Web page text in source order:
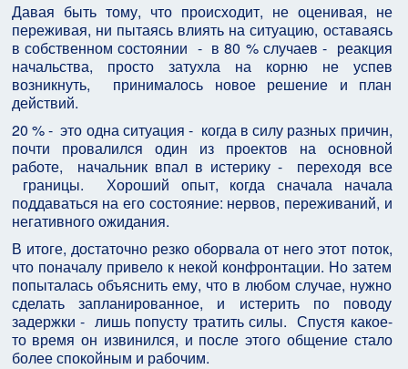
Давая быть тому, что происходит, не оценивая, не
переживая, ни пытаясь влиять на ситуацию, оставаясь
в собственном состоянии - в 80 % случаев - реакция
начальства, просто затухла на корню не успев
возникнуть, принималось новое решение и план
действий.
20 % - это одна ситуация - когда в силу разных причин,
почти провалился один из проектов на основной
работе, начальник впал в истерику - переходя все
границы. Хороший опыт, когда сначала начала
поддаваться на его состояние: нервов, переживаний, и
негативного ожидания.
В итоге, достаточно резко оборвала от него этот поток,
что поначалу привело к некой конфронтации. Но затем
попыталась объяснить ему, что в любом случае, нужно
сделать запланированное, и истерить по поводу
задержки - лишь попусту тратить силы. Спустя какое-
то время он извинился, и после этого общение стало
более спокойным и рабочим.